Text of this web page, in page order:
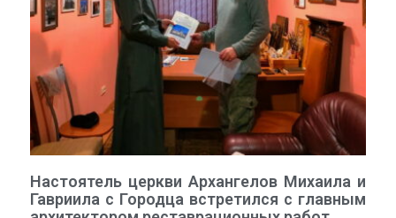
Настоятель церкви Архангелов Михаила и
Гавриила с Городца встретился с главным